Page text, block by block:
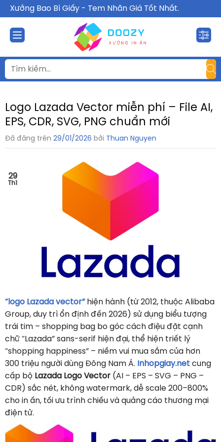
Chuyển
đến
nội
dung
Xưởng Bao Bì Giấy - Tem Nhãn Giá Tốt Nhất.
Logo Lazada Vector miễn phí – File AI,
EPS, CDR, SVG, PNG chuẩn mới
Đã đăng trên 29/01/2026 bởi Thuan Nguyen
29
Th1
“logo Lazada vector” hiện hành (từ 2012, thuộc Alibaba
Group, duy trì ổn định đến 2026) sử dụng biểu tượng
trái tim – shopping bag bo góc cách điệu đặt cạnh
chữ “Lazada” sans-serif hiện đại, thể hiện triết lý
“shopping happiness” – niềm vui mua sắm của hơn
300 triệu người dùng Đông Nam Á. Inhopgiay.net cung
cấp bộ Lazada Logo Vector (AI – EPS – SVG – PNG –
CDR) sắc nét, không watermark, dễ scale 200–800%
cho in ấn, tối ưu trình chiếu và quảng cáo thương mại
điện tử.